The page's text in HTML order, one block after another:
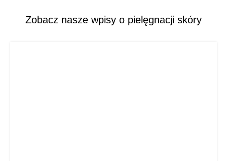
Zobacz nasze wpisy o pielęgnacji skóry